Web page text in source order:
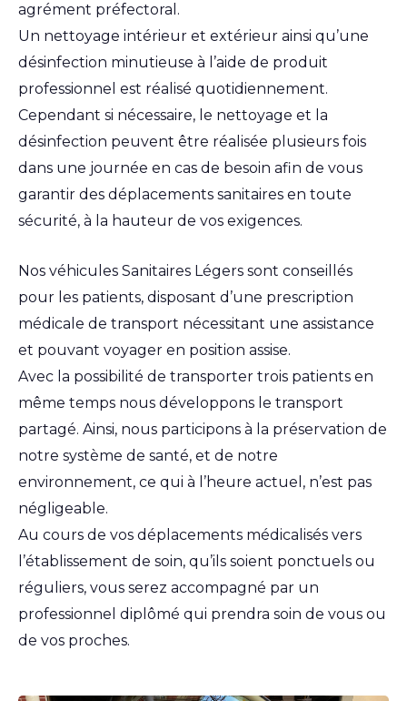
agrément préfectoral.
Un nettoyage intérieur et extérieur ainsi qu’une
désinfection minutieuse à l’aide de produit
professionnel est réalisé quotidiennement.
Cependant si nécessaire, le nettoyage et la
désinfection peuvent être réalisée plusieurs fois
dans une journée en cas de besoin afin de vous
garantir des déplacements sanitaires en toute
sécurité, à la hauteur de vos exigences.
Nos véhicules Sanitaires Légers sont conseillés
pour les patients, disposant d’une prescription
médicale de transport nécessitant une assistance
et pouvant voyager en position assise.
Avec la possibilité de transporter trois patients en
même temps nous développons le transport
partagé. Ainsi, nous participons à la préservation de
notre système de santé, et de notre
environnement, ce qui à l’heure actuel, n’est pas
négligeable.
Au cours de vos déplacements médicalisés vers
l’établissement de soin, qu’ils soient ponctuels ou
réguliers, vous serez accompagné par un
professionnel diplômé qui prendra soin de vous ou
de vos proches.